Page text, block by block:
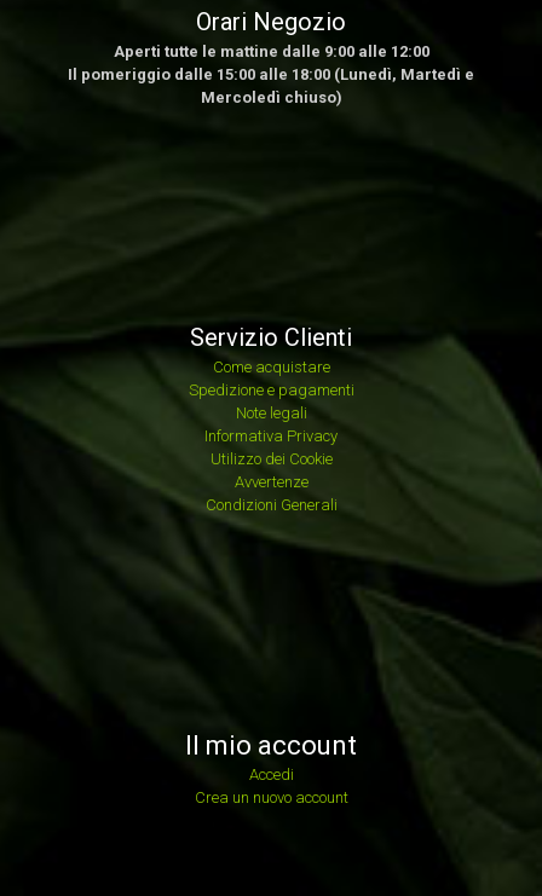
Orari Negozio
Aperti tutte le mattine dalle 9:00 alle 12:00
Il pomeriggio dalle 15:00 alle 18:00 (Lunedì, Martedì e
Mercoledì chiuso)
Servizio Clienti
Come acquistare
Spedizione e pagamenti
Note legali
Informativa Privacy
Utilizzo dei Cookie
Avvertenze
Condizioni Generali
Il mio account
Accedi
Crea un nuovo account